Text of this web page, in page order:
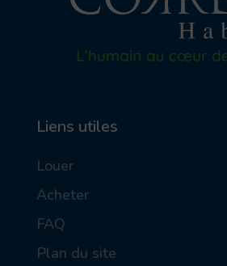
Liens utiles
Louer
Acheter
FAQ
Plan du site